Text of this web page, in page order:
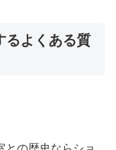
るよくある質